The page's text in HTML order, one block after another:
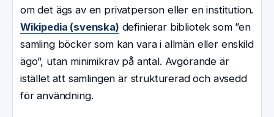
om det ägs av en privatperson eller en institution.
Wikipedia (svenska) definierar bibliotek som ”en
samling böcker som kan vara i allmän eller enskild
ägo”, utan minimikrav på antal. Avgörande är
istället att samlingen är strukturerad och avsedd
för användning.